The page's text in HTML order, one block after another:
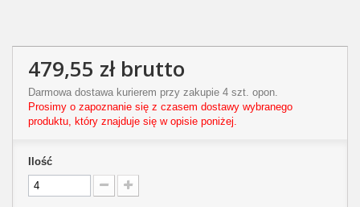
479,55 złbrutto
Darmowa dostawa kurierem przy zakupie 4 szt. opon.
Prosimy o zapoznanie się z czasem dostawy wybranego
produktu, który znajduje się w opisie poniżej.
Ilość